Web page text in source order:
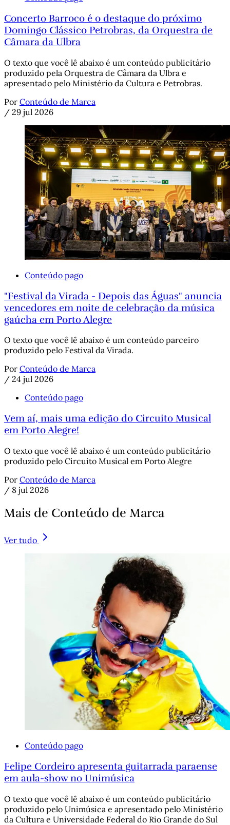
Concerto Barroco é o destaque do próximo
Domingo Clássico Petrobras, da Orquestra de
Câmara da Ulbra
O texto que você lê abaixo é um conteúdo publicitário
produzido pela Orquestra de Câmara da Ulbra e
apresentado pelo Ministério da Cultura e Petrobras.
Por Conteúdo de Marca
/ 29 jul 2026
Conteúdo pago
"Festival da Virada - Depois das Águas" anuncia
vencedores em noite de celebração da música
gaúcha em Porto Alegre
O texto que você lê abaixo é um conteúdo parceiro
produzido pelo Festival da Virada.
Por Conteúdo de Marca
/ 24 jul 2026
Conteúdo pago
Vem aí, mais uma edição do Circuito Musical
em Porto Alegre!
O texto que você lê abaixo é um conteúdo publicitário
produzido pelo Circuito Musical em Porto Alegre
Por Conteúdo de Marca
/ 8 jul 2026
Mais de Conteúdo de Marca
Ver tudo
Conteúdo pago
Felipe Cordeiro apresenta guitarrada paraense
em aula-show no Unimúsica
O texto que você lê abaixo é um conteúdo publicitário
produzido pelo Unimúsica e apresentado pelo Ministério
da Cultura e Universidade Federal do Rio Grande do Sul